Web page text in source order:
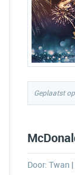
Geplaatst
Door: Twan